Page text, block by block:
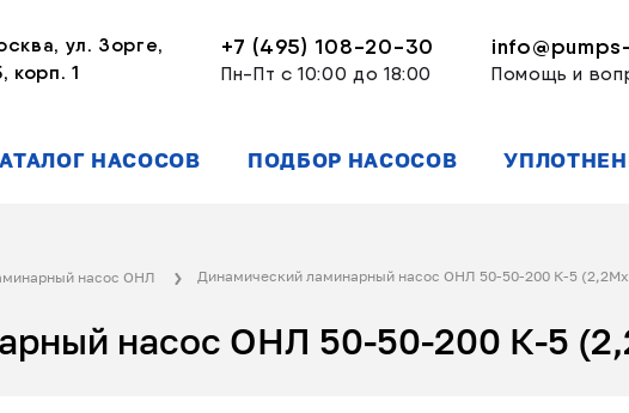
ул. Зорге,
корп. 1
+7 (495) 108-20-30
Пн-Пт с 10:00 до 18:00 Помощь и
НАСОСОВ ПОДБОР НАСОСОВ
насос ОНЛ Динамический ламинарный насос ОНЛ 50-50-200 К-5
насос ОНЛ 50-50-200 К-5